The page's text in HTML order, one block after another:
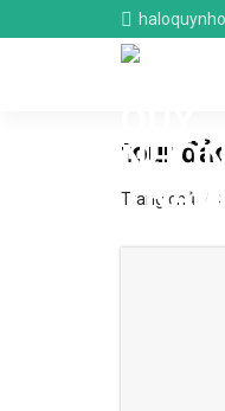
to
tour
Trang chủ /